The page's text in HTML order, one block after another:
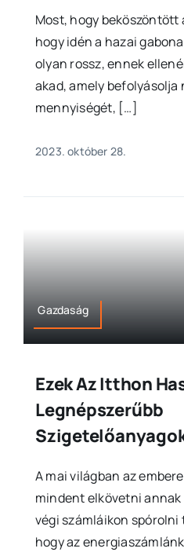
Most, hogy beköszöntött
hogy idén a hazai
olyan rossz, ennek
akad, amely befolyásolja
mennyiségét, […]
2023. október 28.
Gazdaság
Ezek Az Itthon
Legnépszerűbb
A mai világban az
mindent elkövetni annak
végi számláikon
hogy az